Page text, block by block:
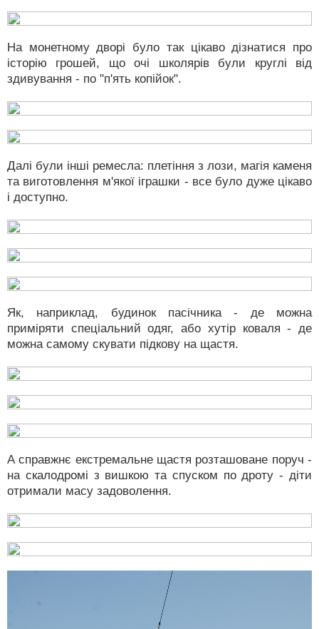
На монетному дворі було так цікаво дізнатися про
історію грошей, що очі школярів були круглі від
здивування - по "п'ять копійок".
Далі були інші ремесла: плетіння з лози, магія каменя
та виготовлення м'якої іграшки - все було дуже цікаво
і доступно.
Як, наприклад, будинок пасічника - де можна
приміряти спеціальний одяг, або хутір коваля - де
можна самому скувати підкову на щастя.
А справжнє екстремальне щастя розташоване поруч -
на скалодромі з вишкою та спуском по дроту - діти
отримали масу задоволення.